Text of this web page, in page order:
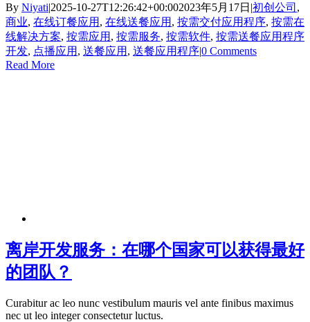
By Niyati|2025-10-27T12:26:42+00:002023年5月17日 |初创公司 ,
商业, 在线订餐应用 , 在线送餐应用 , 按需交付应用程序, 按需在
线解决方案, 按需应用 , 按需服务, 按需软件, 按需送餐应用程序
开发, 点播应用 , 送餐应用 , 送餐应用程序|0 Comments
Read More
离岸开发服务：在哪个国家可以获得最好
的团队？
Curabitur ac leo nunc vestibulum mauris vel ante finibus maximus
nec ut leo integer consectetur luctus.